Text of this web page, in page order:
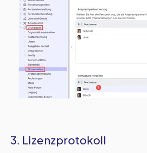
3. Lizenzprotokoll